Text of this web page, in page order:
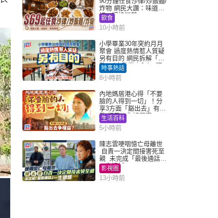
炸物 網民大讚：味道
好，環境闊落
飲食
10小時前
小學畢業30年突約月月
聚會 過度熱情惹人質疑
另有目的 網民拆解「扮
熟」4大動機｜Juicy叮
時事熱話
8小時前
內地媽居港心得「不要
臉的人得到一切」！分
享3方面「豁出去」有著
數 網民：你好厲害
生活百科
5小時前
陳志雲哽咽憶亡母離世
自責一決定間接害死至
親 未完成「最後通話」
一生遺憾
影視圈
13小時前